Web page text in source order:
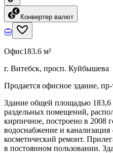
Конвертер валют
Офис183.6 м²
г. Витебск, просп. Куйбышева
Продается офисное здание,
Здание общей площадью 183,6
раздельных помещений,
кирпичное, построено в 2008
водоснабжение и
косметический ремонт.
в постоянном пользовании.